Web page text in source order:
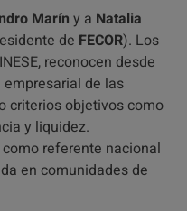
Marín y a Natalia
de FECOR). Los
reconocen desde
de las
criterios objetivos como
y liquidez.
referente nacional
en comunidades de